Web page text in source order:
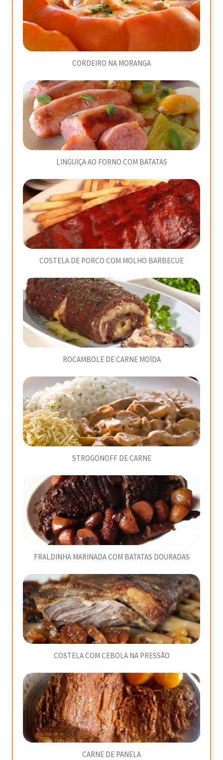
CORDEIRO NA MORANGA
LINGUIÇA AO FORNO COM BATATAS
COSTELA DE PORCO COM MOLHO BARBECUE
ROCAMBOLE DE CARNE MOÍDA
STROGONOFF DE CARNE
FRALDINHA MARINADA COM BATATAS DOURADAS
COSTELA COM CEBOLA NA PRESSÃO
CARNE DE PANELA